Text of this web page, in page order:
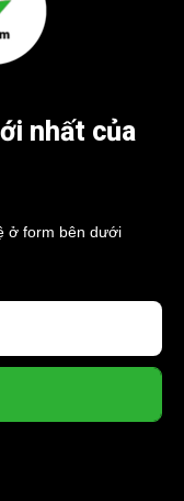
nhất của
ở form bên dưới